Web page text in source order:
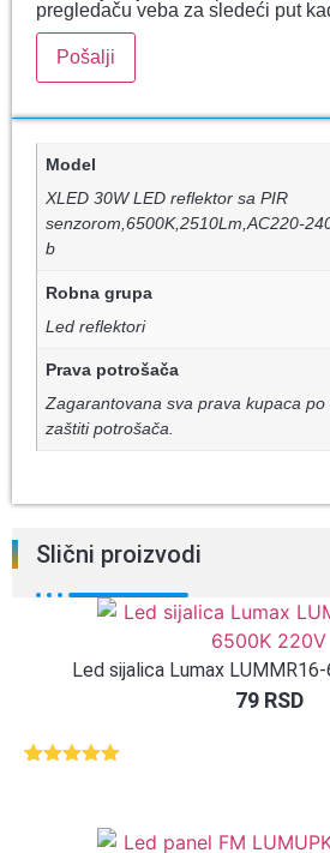
pregledaču veba za sledeći put
Model
XLED 30W LED reflektor sa PIR
senzorom,6500K,2510Lm,AC220-
b
Robna grupa
Led reflektori
Prava potrošača
Zagarantovana sva prava kupaca
zaštiti potrošača.
Slični proizvodi
Led sijalica Lumax
79 RSD